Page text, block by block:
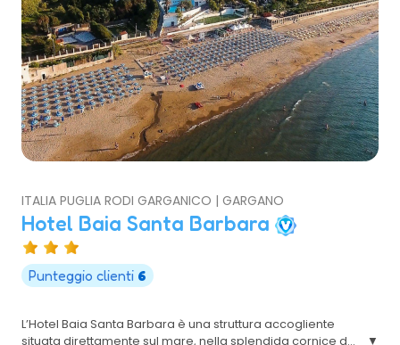
ITALIA PUGLIA RODI GARGANICO | GARGANO
Hotel Baia Santa Barbara
Punteggio clienti 6
L’Hotel Baia Santa Barbara è una struttura accogliente
situata direttamente sul mare, nella splendida cornice del